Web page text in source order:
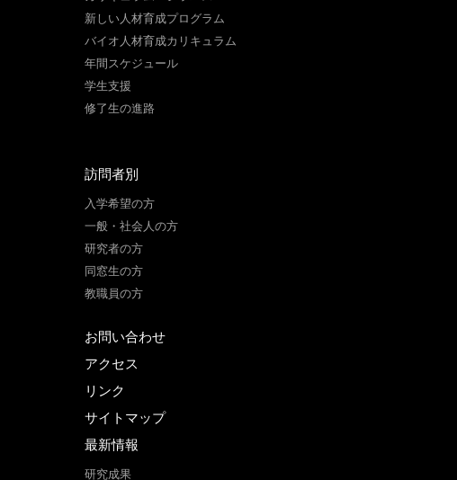
新しい人材育成プログラム
バイオ人材育成カリキュラム
年間スケジュール
学生支援
修了生の進路
訪問者別
入学希望の方
一般・社会人の方
研究者の方
同窓生の方
教職員の方
お問い合わせ
アクセス
リンク
サイトマップ
最新情報
研究成果